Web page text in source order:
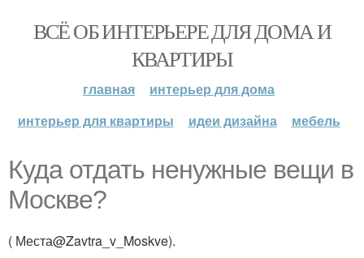
ВСЁ ОБ ИНТЕРЬЕРЕ ДЛЯ ДОМА И
КВАРТИРЫ
главная
интерьер для дома
интерьер для квартиры
идеи дизайна мебель
Куда отдать ненужные вещи в
Москве?
( Места@Zavtra_v_Moskve).